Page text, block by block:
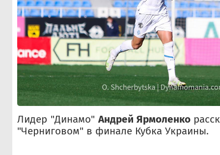
Лидер "Динамо" Андрей Ярмоленко
"Черниговом" в финале Кубка Украины.